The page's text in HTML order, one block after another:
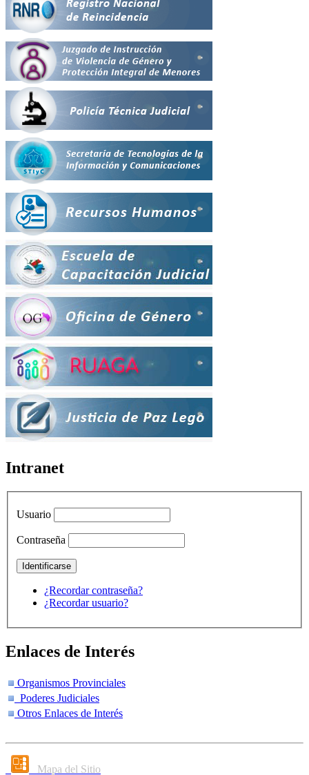
Intranet
Usuario
Contraseña
¿Recordar contraseña?
¿Recordar usuario?
Enlaces de Interés
Organismos Provinciales
Poderes Judiciales
Otros Enlaces de Interés
Mapa del Sitio